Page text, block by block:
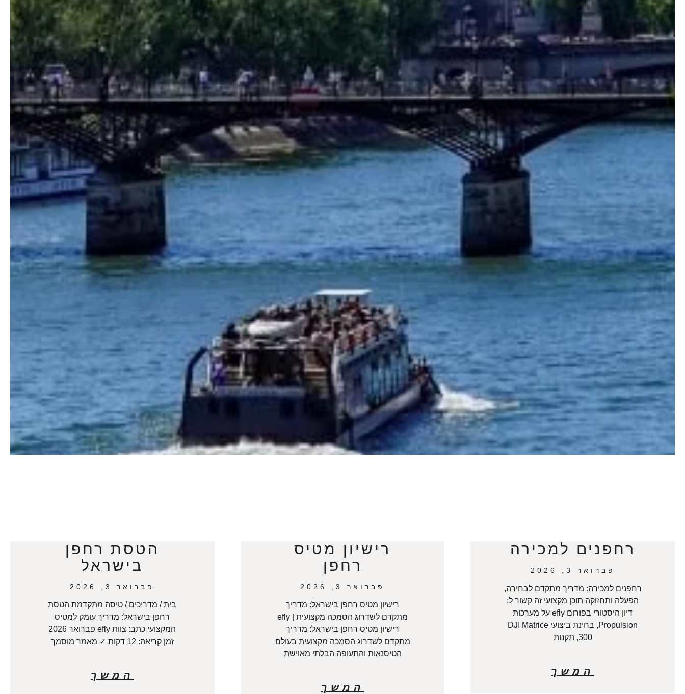
רחפנים למכירה
פברואר 3, 2026
רחפנים למכירה: מדריך מתקדם לבחירה,
הפעלה ותחזוקה תוכן מקצועי זה קשור ל:
דיון היסטורי בפורום efly על מערכות
Propulsion, בחינת ביצועי DJI Matrice
300, תקנות
המשך
רישיון מטיס
רחפן
פברואר 3, 2026
רישיון מטיס רחפן בישראל: מדריך
מתקדם לשדרוג הסמכה מקצועית | efly
רישיון מטיס רחפן בישראל: מדריך
מתקדם לשדרוג הסמכה מקצועית בעולם
הטיסנאות והתעופה הבלתי מאוישת
המשך
הטסת רחפן
בישראל
פברואר 3, 2026
בית / מדריכים / טיסה מתקדמת הטסת
רחפן בישראל: מדריך עומק למטיס
המקצועי כתב: צוות efly פברואר 2026
זמן קריאה: 12 דקות ✓ מאמר מוסמך
המשך